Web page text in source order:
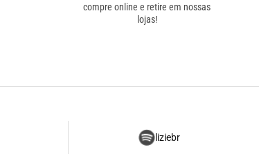
compre online e retire em nossas
lojas!
liziebr